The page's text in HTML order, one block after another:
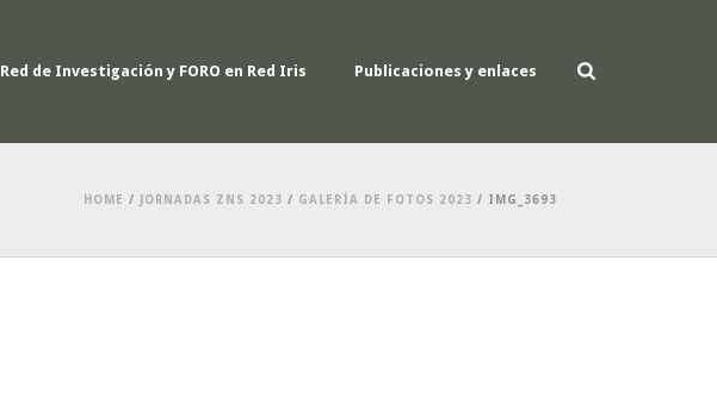
Red de Investigación y FORO en Red Iris Publicaciones y enlaces
HOME / JORNADAS ZNS 2023 / GALERÍA DE FOTOS 2023 / IMG_3693